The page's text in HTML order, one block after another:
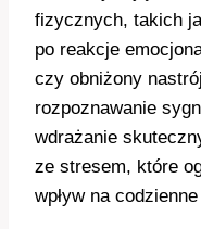
fizycznych, takich
po reakcje
czy obniżony
rozpoznawanie
wdrażanie
ze stresem, które
wpływ na